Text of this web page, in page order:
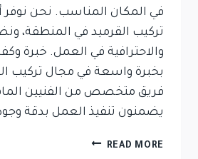
في المكان المناسب. نحن
تركيب القرميد في المنطقة،
والاحترافية في العمل. خبرة
بخبرة واسعة في مجال تركيب
فريق متخصص من الفنيين
يضمنون تنفيذ العمل بدقة
READ MORE